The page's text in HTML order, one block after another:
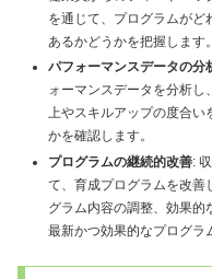
を通じて、プログラムが
あるかどうかを把握します。
パフォーマンスデータの分
ォーマンスデータを分析し
上やスキルアップの度合い
かを確認します。
プログラムの継続的改善:
て、育成プログラムを改善
グラム内容の調整、効果的
最新かつ効果的なプログラ